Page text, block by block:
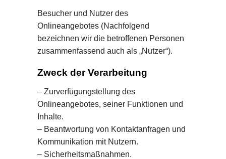
Besucher und Nutzer des
Onlineangebotes (Nachfolgend
bezeichnen wir die betroffenen Personen
zusammenfassend auch als „Nutzer“).
Zweck der Verarbeitung
– Zurverfügungstellung des
Onlineangebotes, seiner Funktionen und
Inhalte.
– Beantwortung von Kontaktanfragen und
Kommunikation mit Nutzern.
– Sicherheitsmaßnahmen.